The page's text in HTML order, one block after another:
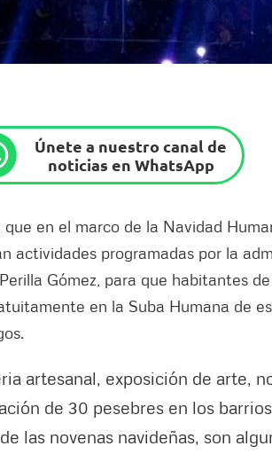
Únete a nuestro canal de
noticias en WhatsApp
en el marco de la Navidad
actividades programadas por la
Gómez, para que habitantes
en la Suba Humana de
artesanal, exposición de arte,
de 30 pesebres en los
las novenas navideñas, son